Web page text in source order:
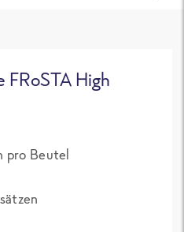
FRoSTA High
pro Beutel